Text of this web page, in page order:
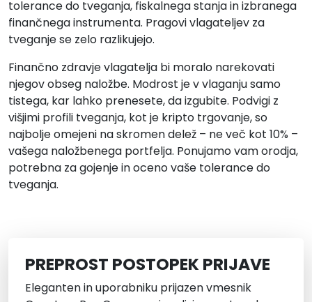
tolerance do tveganja, fiskalnega stanja in izbranega
finančnega instrumenta. Pragovi vlagateljev za
tveganje se zelo razlikujejo.
Finančno zdravje vlagatelja bi moralo narekovati
njegov obseg naložbe. Modrost je v vlaganju samo
tistega, kar lahko prenesete, da izgubite. Podvigi z
višjimi profili tveganja, kot je kripto trgovanje, so
najbolje omejeni na skromen delež – ne več kot 10% –
vašega naložbenega portfelja. Ponujamo vam orodja,
potrebna za gojenje in oceno vaše tolerance do
tveganja.
PREPROST POSTOPEK PRIJAVE
Eleganten in uporabniku prijazen vmesnik